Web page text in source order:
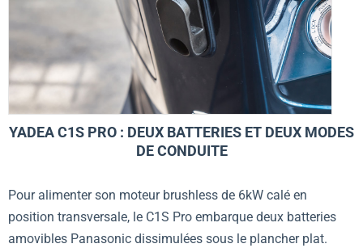
YADEA C1S PRO : DEUX BATTERIES ET DEUX MODES
DE CONDUITE
Pour alimenter son moteur brushless de 6kW calé en
position transversale, le C1S Pro embarque deux batteries
amovibles Panasonic dissimulées sous le plancher plat.